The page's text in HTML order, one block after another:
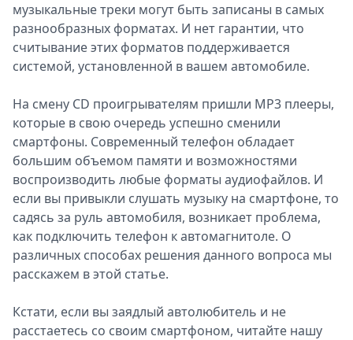
музыкальные треки могут быть записаны в самых
разнообразных форматах. И нет гарантии, что
считывание этих форматов поддерживается
системой, установленной в вашем автомобиле.
На смену CD проигрывателям пришли MP3 плееры,
которые в свою очередь успешно сменили
смартфоны. Современный телефон обладает
большим объемом памяти и возможностями
воспроизводить любые форматы аудиофайлов. И
если вы привыкли слушать музыку на смартфоне, то
садясь за руль автомобиля, возникает проблема,
как подключить телефон к автомагнитоле. О
различных способах решения данного вопроса мы
расскажем в этой статье.
Кстати, если вы заядлый автолюбитель и не
расстаетесь со своим смартфоном, читайте нашу